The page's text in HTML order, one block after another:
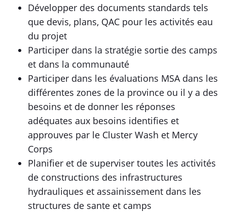
Développer des documents standards tels
que devis, plans, QAC pour les activités eau
du projet
Participer dans la stratégie sortie des camps
et dans la communauté
Participer dans les évaluations MSA dans les
différentes zones de la province ou il y a des
besoins et de donner les réponses
adéquates aux besoins identifies et
approuves par le Cluster Wash et Mercy
Corps
Planifier et de superviser toutes les activités
de constructions des infrastructures
hydrauliques et assainissement dans les
structures de sante et camps